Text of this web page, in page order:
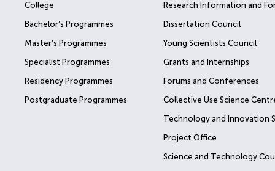
College
Bachelor’s Programmes
Master’s Programmes
Specialist Programmes
Residency Programmes
Postgraduate Programmes
Research Information and
Dissertation Council
Young Scientists Council
Grants and Internships
Forums and Conferences
Collective Use Science
Technology and Innovation
Project Office
Science and Technology